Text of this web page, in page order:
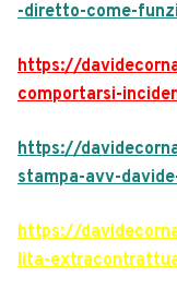
-diretto-come-
https://
comportarsi-
https://
stampa-avv-
https://
lita-